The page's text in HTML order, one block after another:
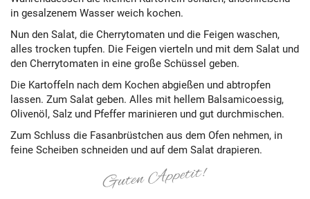
in gesalzenem Wasser weich kochen.
Nun den Salat, die Cherrytomaten und die Feigen waschen,
alles trocken tupfen. Die Feigen vierteln und mit dem Salat und
den Cherrytomaten in eine große Schüssel geben.
Die Kartoffeln nach dem Kochen abgießen und abtropfen
lassen. Zum Salat geben. Alles mit hellem Balsamicoessig,
Olivenöl, Salz und Pfeffer marinieren und gut durchmischen.
Zum Schluss die Fasanbrüstchen aus dem Ofen nehmen, in
feine Scheiben schneiden und auf dem Salat drapieren.